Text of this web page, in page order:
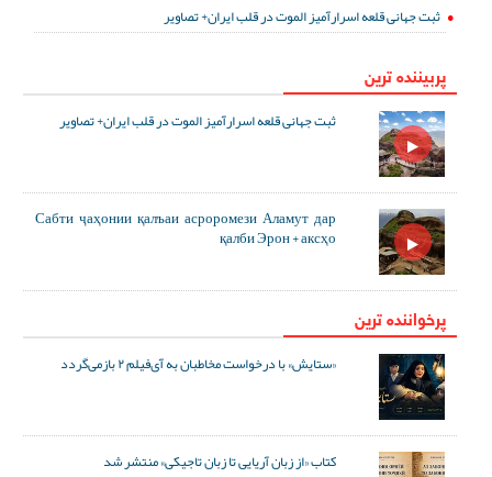
ثبت جهانی قلعه اسرارآمیز الموت در قلب ایران+ تصاویر
پربیننده ترین
ثبت جهانی قلعه اسرارآمیز الموت در قلب ایران+ تصاویر
Сабти ҷаҳонии қалъаи асроромези Аламут дар
қалби Эрон + аксҳо
پرخواننده ترین
«ستایش» با درخواست مخاطبان به آی‌فیلم ۲ بازمی‌گردد
کتاب «از زبان آریایی تا زبان تاجیکی» منتشر شد